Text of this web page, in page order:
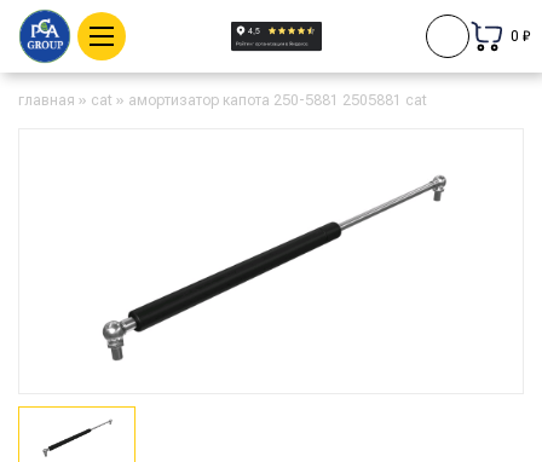
0 ₽
главная » cat » амортизатор капота 250-5881 2505881 cat